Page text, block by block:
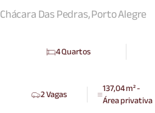
Chácara Das Pedras, Porto Alegre
4 Quartos
2 Vagas 137,04 m² -
Área privativa